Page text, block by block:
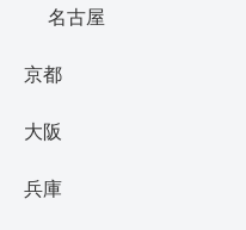
名古屋
京都
大阪
兵庫